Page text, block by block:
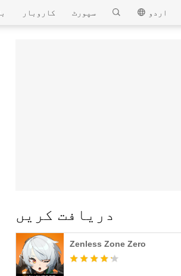
MEmu
اردو سپورٹ کاروبار
دریافت کریں
Zenless Zone Zero